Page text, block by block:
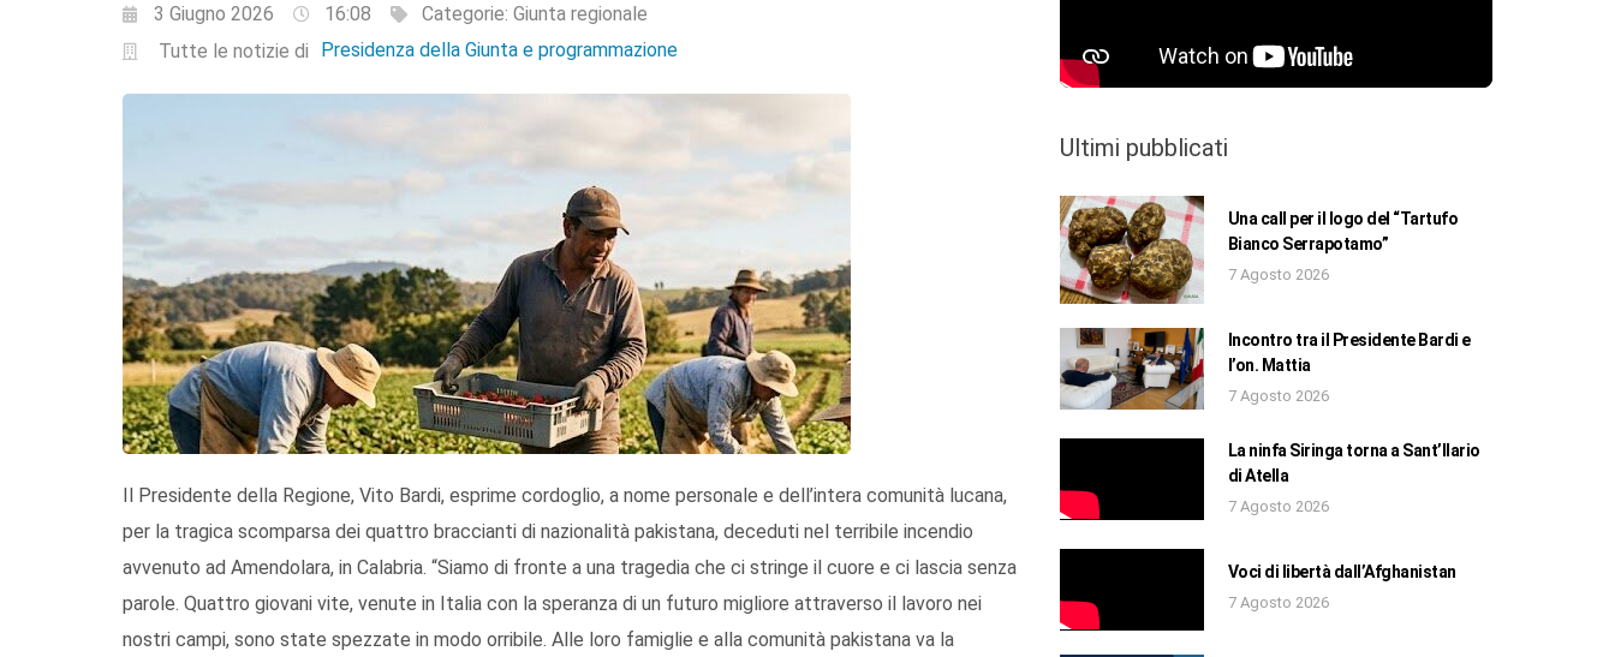
3 Giugno 2026 16:08 Categorie: Giunta regionale
Tutte le notizie di
Presidenza della Giunta e programmazione
Il Presidente della Regione, Vito Bardi, esprime cordoglio, a nome personale e dell’intera comunità lucana,
per la tragica scomparsa dei quattro braccianti di nazionalità pakistana, deceduti nel terribile incendio
avvenuto ad Amendolara, in Calabria. “Siamo di fronte a una tragedia che ci stringe il cuore e ci lascia senza
parole. Quattro giovani vite, venute in Italia con la speranza di un futuro migliore attraverso il lavoro nei
nostri campi, sono state spezzate in modo orribile. Alle loro famiglie e alla comunità pakistana va la
Ultimi pubblicati
Una call per il logo del “Tartufo
Bianco Serrapotamo”
7 Agosto 2026
Incontro tra il Presidente Bardi e
l’on. Mattia
7 Agosto 2026
La ninfa Siringa torna a Sant’Ilario
di Atella
7 Agosto 2026
Voci di libertà dall’Afghanistan
7 Agosto 2026